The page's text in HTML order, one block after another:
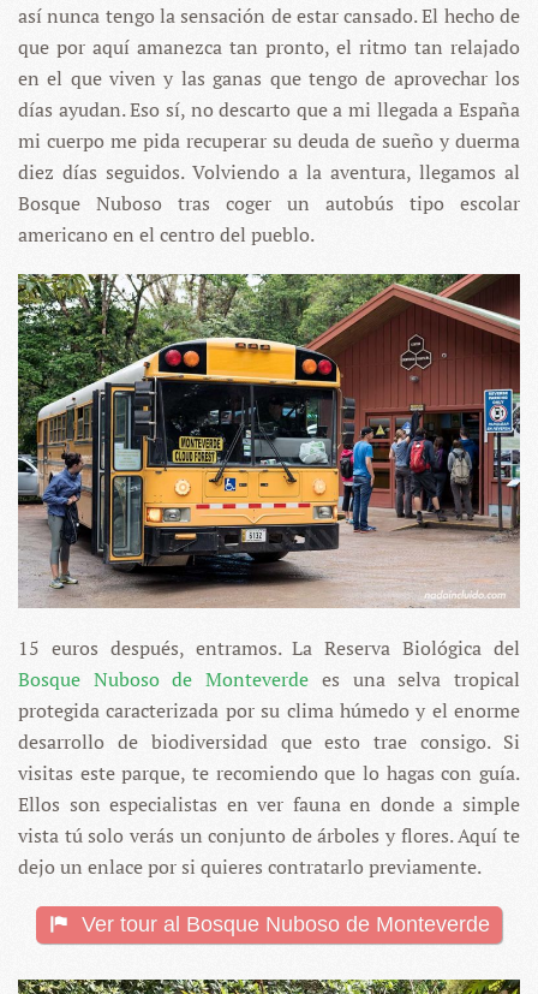
así nunca tengo la sensación de estar cansado. El hecho de
que por aquí amanezca tan pronto, el ritmo tan relajado
en el que viven y las ganas que tengo de aprovechar los
días ayudan. Eso sí, no descarto que a mi llegada a España
mi cuerpo me pida recuperar su deuda de sueño y duerma
diez días seguidos. Volviendo a la aventura, llegamos al
Bosque Nuboso tras coger un autobús tipo escolar
americano en el centro del pueblo.
15 euros después, entramos. La Reserva Biológica del
Bosque Nuboso de Monteverde es una selva tropical
protegida caracterizada por su clima húmedo y el enorme
desarrollo de biodiversidad que esto trae consigo. Si
visitas este parque, te recomiendo que lo hagas con guía.
Ellos son especialistas en ver fauna en donde a simple
vista tú solo verás un conjunto de árboles y flores. Aquí te
dejo un enlace por si quieres contratarlo previamente.
Ver tour al Bosque Nuboso de Monteverde